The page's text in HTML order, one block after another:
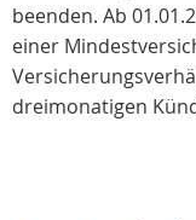
beenden. Ab
einer
dreimonatigen